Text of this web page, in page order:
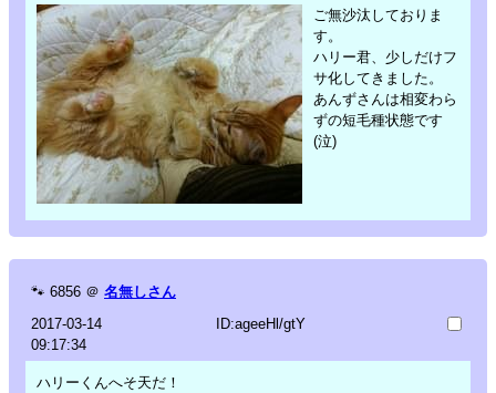
ご無沙汰しておりま
す。
ハリー君、少しだけフ
サ化してきました。
あんずさんは相変わら
ずの短毛種状態です
(泣)
🐾 6856 ＠ 名無しさん
2017-03-14
09:17:34
ID:ageeHl/gtY
ハリーくんへそ天だ！